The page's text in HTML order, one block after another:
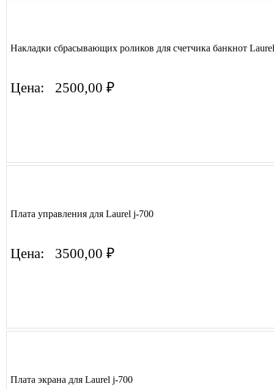
Накладки сбрасывающих роликов для счетчика банкнот
Цена: 2500,00 ₽
Плата управления для Laurel j-700
Цена: 3500,00 ₽
Плата экрана для Laurel j-700